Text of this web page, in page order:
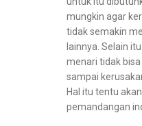
mungkin agar
tidak semakin
lainnya. Selain
menari tidak
sampai
Hal itu tentu
pemandangan